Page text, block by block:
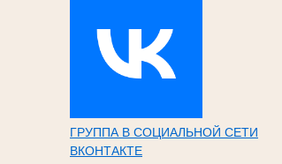
ГРУППА В СОЦИАЛЬНОЙ СЕТИ
ВКОНТАКТЕ